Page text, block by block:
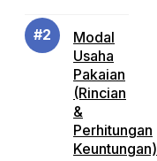
Modal
Usaha
Pakaian
(Rincian
&
Perhitungan
Keuntungan)